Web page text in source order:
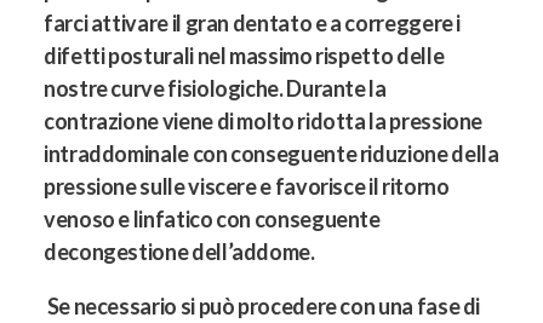
farci attivare il gran dentato e a correggere i
difetti posturali nel massimo rispetto delle
nostre curve fisiologiche. Durante la
contrazione viene di molto ridotta la pressione
intraddominale con conseguente riduzione della
pressione sulle viscere e favorisce il ritorno
venoso e linfatico con conseguente
decongestione dell’addome.
Se necessario si può procedere con una fase di